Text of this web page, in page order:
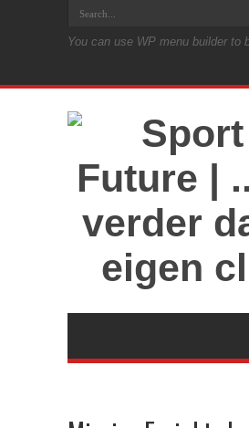
You can use WP menu builder to